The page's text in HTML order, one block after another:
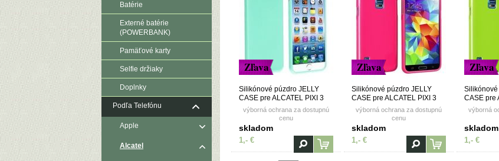
Batérie
Externé batérie
(POWERBANK)
Pamäťové karty
Selfie držiaky
Doplnky
Podľa Telefónu
Apple
Alcatel
Zľava
Silikónové púzdro JELLY
CASE pre ALCATEL PIXI 3
(OT5015/5016/5065) -
mätové
výborná ochrana za dostupnú
cenu
skladom
1,- €
Zľava
Silikónové púzdro JELLY
CASE pre ALCATEL PIXI 3
(OT5015/5016/5065) -
ružové
výborná ochrana za dostupnú
cenu
skladom
1,- €
Zľava
Silikónové
CASE pre
(OT5015/
zelené
výborná
skladom
1,- €